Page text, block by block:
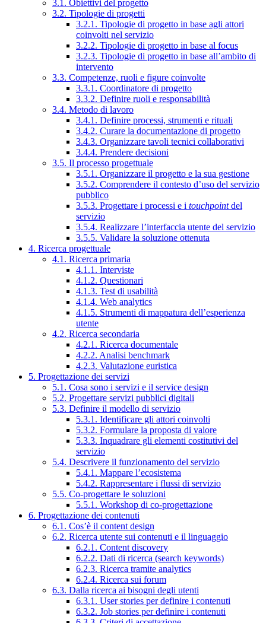
3.1. Obiettivi del progetto
3.2. Tipologie di progetti
3.2.1. Tipologie di progetto in base agli attori
coinvolti nel servizio
3.2.2. Tipologie di progetto in base al focus
3.2.3. Tipologie di progetto in base all’ambito di
intervento
3.3. Competenze, ruoli e figure coinvolte
3.3.1. Coordinatore di progetto
3.3.2. Definire ruoli e responsabilità
3.4. Metodo di lavoro
3.4.1. Definire processi, strumenti e rituali
3.4.2. Curare la documentazione di progetto
3.4.3. Organizzare tavoli tecnici collaborativi
3.4.4. Prendere decisioni
3.5. Il processo progettuale
3.5.1. Organizzare il progetto e la sua gestione
3.5.2. Comprendere il contesto d’uso del servizio
pubblico
3.5.3. Progettare i processi e i touchpointdel
servizio
3.5.4. Realizzare l’interfaccia utente del servizio
3.5.5. Validare la soluzione ottenuta
4. Ricerca progettuale
4.1. Ricerca primaria
4.1.1. Interviste
4.1.2. Questionari
4.1.3. Test di usabilità
4.1.4. Web analytics
4.1.5. Strumenti di mappatura dell’esperienza
utente
4.2. Ricerca secondaria
4.2.1. Ricerca documentale
4.2.2. Analisi benchmark
4.2.3. Valutazione euristica
5. Progettazione dei servizi
5.1. Cosa sono i servizi e il service design
5.2. Progettare servizi pubblici digitali
5.3. Definire il modello di servizio
5.3.1. Identificare gli attori coinvolti
5.3.2. Formulare la proposta di valore
5.3.3. Inquadrare gli elementi costitutivi del
servizio
5.4. Descrivere il funzionamento del servizio
5.4.1. Mappare l’ecosistema
5.4.2. Rappresentare i flussi di servizio
5.5. Co-progettare le soluzioni
5.5.1. Workshop di co-progettazione
6. Progettazione dei contenuti
6.1. Cos’è il content design
6.2. Ricerca utente sui contenuti e il linguaggio
6.2.1. Content discovery
6.2.2. Dati di ricerca (search keywords)
6.2.3. Ricerca tramite analytics
6.2.4. Ricerca sui forum
6.3. Dalla ricerca ai bisogni degli utenti
6.3.1. User stories per definire i contenuti
6.3.2. Job stories per definire i contenuti